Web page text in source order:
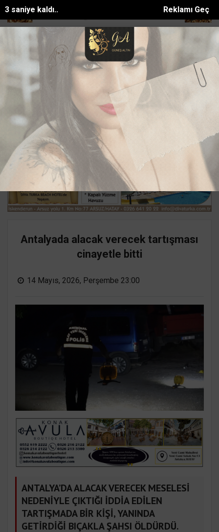
Reklamı Geç
0 saniye kaldı..
SON DAKİKA:
bin metrekarelik y... HATSU, Batıayrancıda 25 yıllık içme suyu
Ana Sayfa ASAYİŞ
Antalyada alacak verecek tartışması
cinayetle bitti
14 Mayıs, 2026, Perşembe 23:00
ANTALYA’DA ALACAK VERECEK MESELESİ
NEDENİYLE ÇIKTIĞI İDDİA EDİLEN
TARTIŞMADA BİR KİŞİ, YANINDA
GETİRDİĞİ BIÇAKLA ŞAHSI ÖLDÜRDÜ.